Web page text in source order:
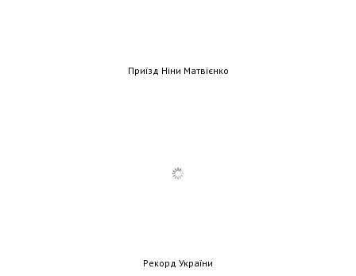
Приїзд Ніни Матвієнко
Рекорд України